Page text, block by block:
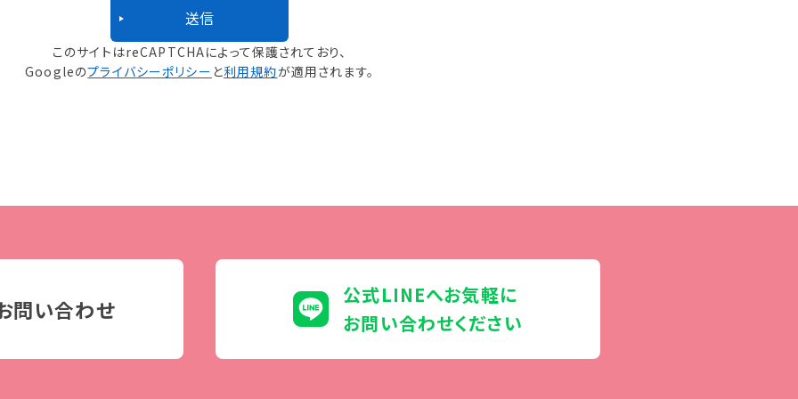
このサイトはreCAPTCHAによって保護されており、
Googleのプライバシーポリシー と利用規約が適用されます。
問い合わせ
公式LINEへお気軽に
お問い合わせください